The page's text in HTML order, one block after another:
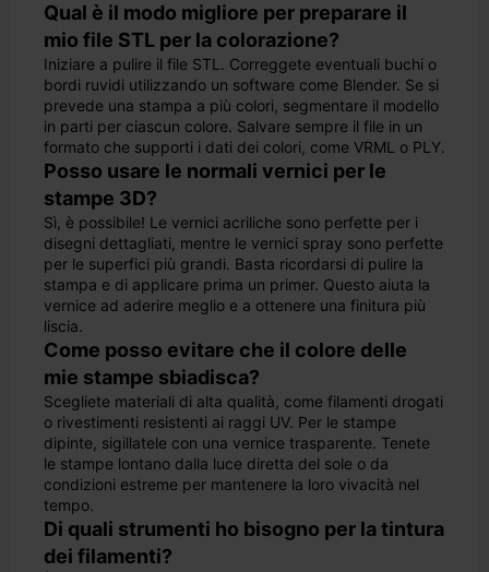
Qual è il modo migliore per preparare il
mio file STL per la colorazione?
Iniziare a pulire il file STL. Correggete eventuali buchi o
bordi ruvidi utilizzando un software come Blender. Se si
prevede una stampa a più colori, segmentare il modello
in parti per ciascun colore. Salvare sempre il file in un
formato che supporti i dati dei colori, come VRML o PLY.
Posso usare le normali vernici per le
stampe 3D?
Sì, è possibile! Le vernici acriliche sono perfette per i
disegni dettagliati, mentre le vernici spray sono perfette
per le superfici più grandi. Basta ricordarsi di pulire la
stampa e di applicare prima un primer. Questo aiuta la
vernice ad aderire meglio e a ottenere una finitura più
liscia.
Come posso evitare che il colore delle
mie stampe sbiadisca?
Scegliete materiali di alta qualità, come filamenti drogati
o rivestimenti resistenti ai raggi UV. Per le stampe
dipinte, sigillatele con una vernice trasparente. Tenete
le stampe lontano dalla luce diretta del sole o da
condizioni estreme per mantenere la loro vivacità nel
tempo.
Di quali strumenti ho bisogno per la tintura
dei filamenti?